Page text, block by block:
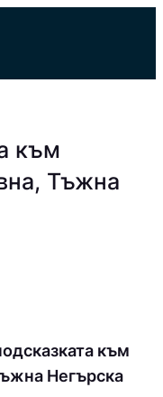
към
Тъжна
към
Негърска